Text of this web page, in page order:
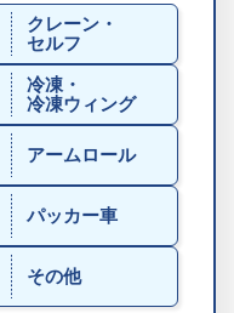
クレーン・
セルフ
冷凍・
冷凍ウィング
アームロール
パッカー車
その他